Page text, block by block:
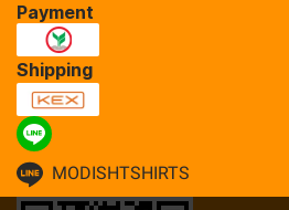
Payment
Shipping
MODISHTSHIRTS